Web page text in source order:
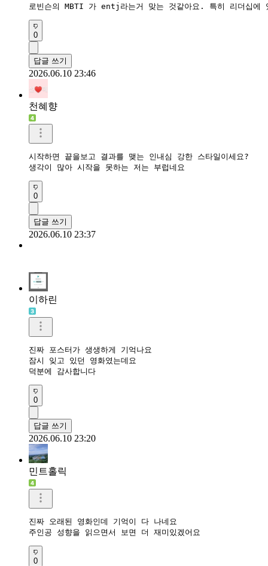
로빈슨의 MBTI 가 entj라는거 맞는 것같아요. 특히 리더십에
0
답글 쓰기
2026.06.10 23:46
천혜향
시작하면 끝을보고 결과를 맺는 인내심 강한 스타일이세요?
생각이 많아 시작을 못하는 저는 부럽네요
0
답글 쓰기
2026.06.10 23:37
이하린
진짜 포스터가 생생하게 기억나요
잠시 잊고 있던 영화였는데요
덕분에 감사합니다
0
답글 쓰기
2026.06.10 23:20
민트홀릭
진짜 오래된 영화인데 기억이 다 나네요
주인공 성향을 읽으면서 보면 더 재미있겠어요
0